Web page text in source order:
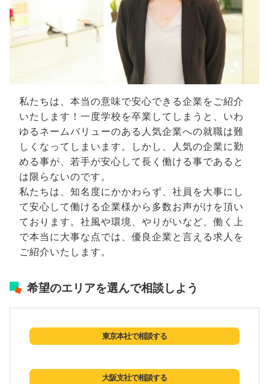
私たちは、本当の意味で安心できる企業をご紹介
いたします！一度学校を卒業してしまうと、いわ
ゆるネームバリューのある人気企業への就職は難
しくなってしまいます。しかし、人気の企業に勤
める事が、若手が安心して長く働ける事であると
は限らないのです。
私たちは、知名度にかかわらず、社員を大事にし
て安心して働ける企業様から多数お声がけを頂い
ております。社風や環境、やりがいなど、働く上
で本当に大事な点では、優良企業と言える求人を
ご紹介いたします。
希望のエリアを選んで相談しよう
東京本社で相談する
大阪支社で相談する